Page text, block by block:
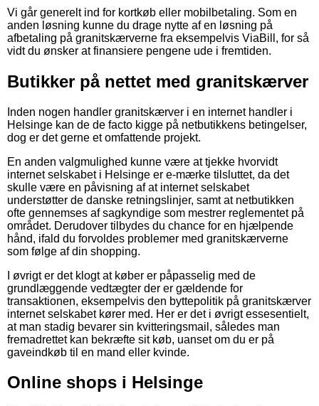
Vi går generelt ind for kortkøb eller mobilbetaling. Som en
anden løsning kunne du drage nytte af en løsning på
afbetaling på granitskærverne fra eksempelvis ViaBill, for så
vidt du ønsker at finansiere pengene ude i fremtiden.
Butikker på nettet med granitskærver
Inden nogen handler granitskærver i en internet handler i
Helsinge kan de de facto kigge på netbutikkens betingelser,
dog er det gerne et omfattende projekt.
En anden valgmulighed kunne være at tjekke hvorvidt
internet selskabet i Helsinge er e-mærke tilsluttet, da det
skulle være en påvisning af at internet selskabet
understøtter de danske retningslinjer, samt at netbutikken
ofte gennemses af sagkyndige som mestrer reglementet på
området. Derudover tilbydes du chance for en hjælpende
hånd, ifald du forvoldes problemer med granitskærverne
som følge af din shopping.
I øvrigt er det klogt at køber er påpasselig med de
grundlæggende vedtægter der er gældende for
transaktionen, eksempelvis den byttepolitik på granitskærver
internet selskabet kører med. Her er det i øvrigt essesentielt,
at man stadig bevarer sin kvitteringsmail, således man
fremadrettet kan bekræfte sit køb, uanset om du er på
gaveindkøb til en mand eller kvinde.
Online shops i Helsinge